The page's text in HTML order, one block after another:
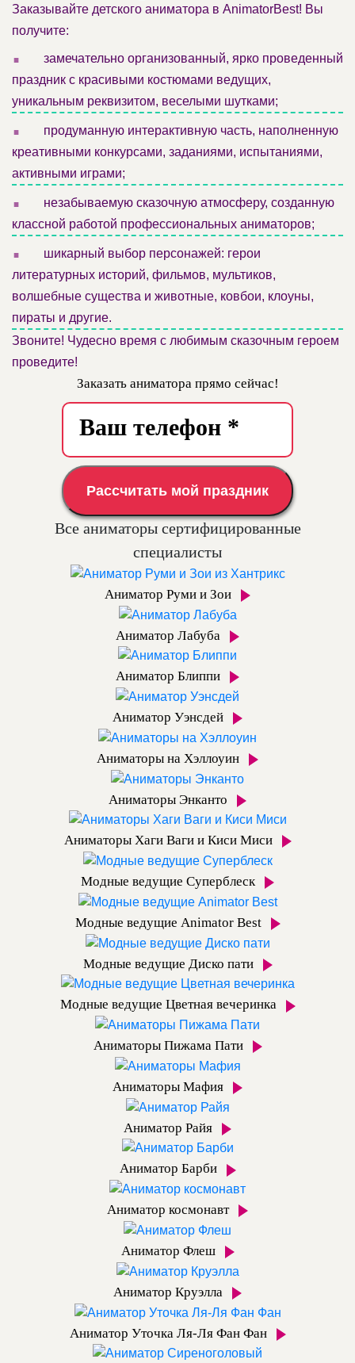
Заказывайте детского аниматора в AnimatorBest! Вы
получите:
.
замечательно организованный, ярко проведенный
праздник с красивыми костюмами ведущих,
уникальным реквизитом, веселыми шутками;
.
продуманную интерактивную часть, наполненную
креативными конкурсами, заданиями, испытаниями,
активными играми;
.
незабываемую сказочную атмосферу, созданную
классной работой профессиональных аниматоров;
.
шикарный выбор персонажей: герои
литературных историй, фильмов, мультиков,
волшебные существа и животные, ковбои, клоуны,
пираты и другие.
Звоните! Чудесно время с любимым сказочным героем
проведите!
Заказать аниматора прямо сейчас!
Рассчитать мой праздник
Все аниматоры сертифицированные
специалисты
Аниматор Руми и Зои
Аниматор Лабуба
Аниматор Блиппи
Аниматор Уэнсдей
Аниматоры на Хэллоуин
Аниматоры Энканто
Аниматоры Хаги Ваги и Киси Миси
Модные ведущие Суперблеск
Модные ведущие Animator Best
Модные ведущие Диско пати
Модные ведущие Цветная вечеринка
Аниматоры Пижама Пати
Аниматоры Мафия
Аниматор Райя
Аниматор Барби
Аниматор космонавт
Аниматор Флеш
Аниматор Круэлла
Аниматор Уточка Ля-Ля Фан Фан